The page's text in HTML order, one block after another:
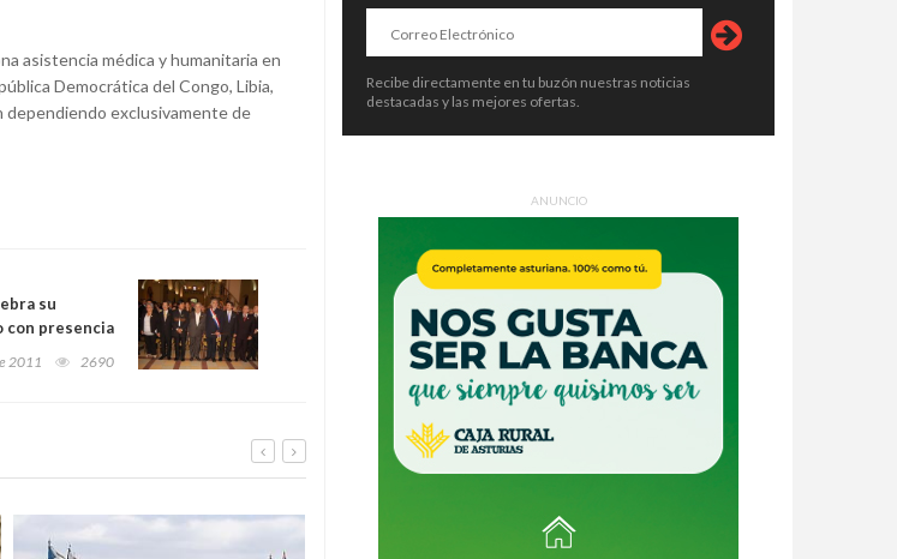
asistencia médica y humanitaria en
Democrática del Congo, Libia,
dependiendo exclusivamente de
su
con presencia
mandatarios
2011 2690
Recibe directamente en tu buzón nuestras noticias
destacadas y las mejores ofertas.
ANUNCIO